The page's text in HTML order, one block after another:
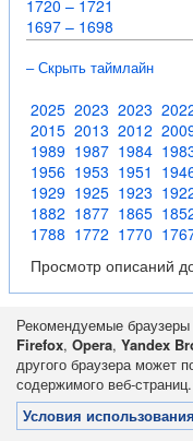
1720 – 1721
1697 – 1698
– Скрыть таймлайн
2025 2023 2023
2015 2013 2012
1989 1987 1984
1956 1953 1951
1929 1925 1923
1882 1877 1865
1788 1772 1770
Просмотр описаний
Рекомендуемые
Firefox, Opera, Yandex
другого браузера может
содержимого веб-страниц.
Условия